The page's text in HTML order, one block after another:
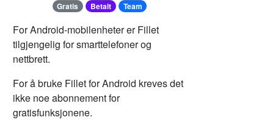
Gratis Betalt Team
For Android-mobilenheter er Fillet
tilgjengelig for smarttelefoner og
nettbrett.
For å bruke Fillet for Android kreves det
ikke noe abonnement for
gratisfunksjonene.